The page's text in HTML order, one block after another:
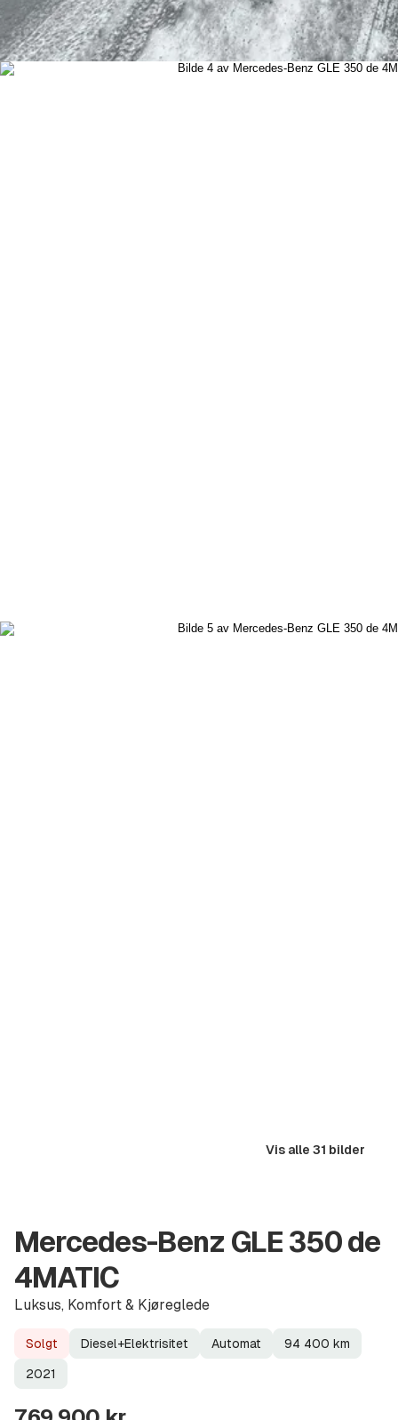
Vis alle 31 bilder
Mercedes-Benz GLE 350 de
4MATIC
Luksus, Komfort & Kjøreglede
Lagerstatus
Solgt
Drivstoff
Diesel+Elektrisitet
Girkasse
Automat
Kilometerstand
94 400 km
Modellår
2021